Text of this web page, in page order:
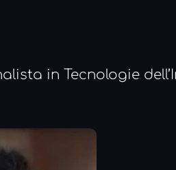
in Tecnologie